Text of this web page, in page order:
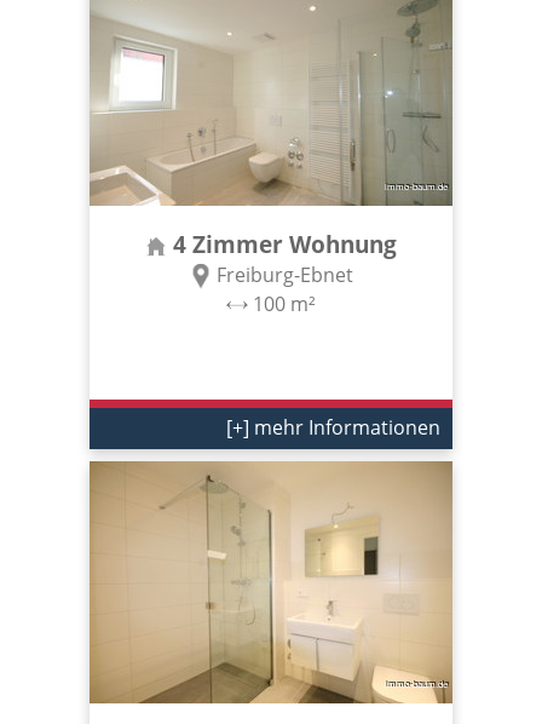
4 Zimmer Wohnung
Freiburg-Ebnet
100 m²
[+] mehr Informationen